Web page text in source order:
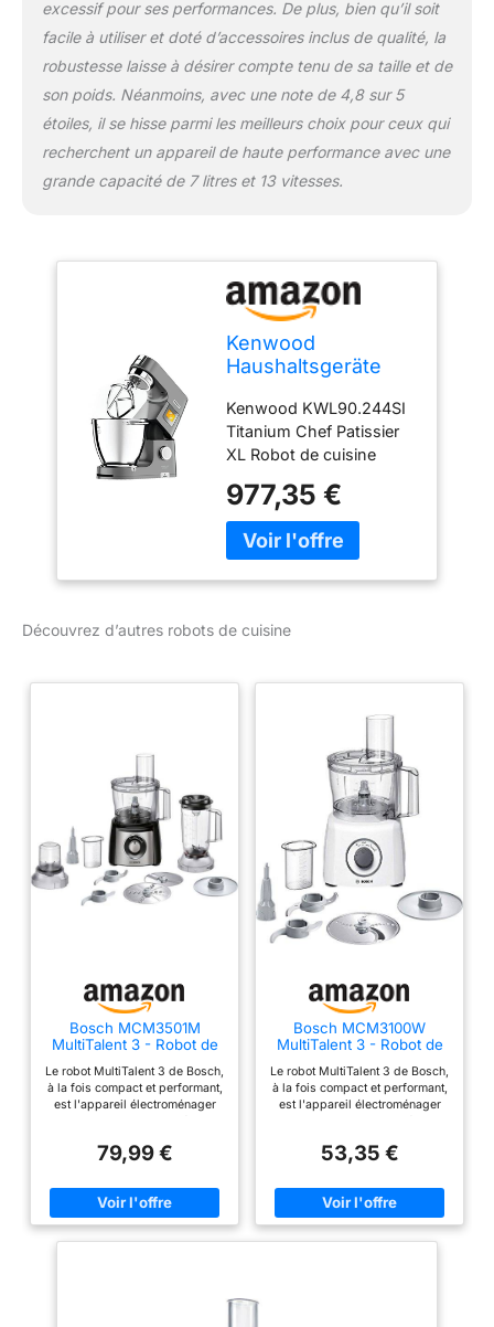
excessif pour ses performances. De plus, bien qu’il soit
facile à utiliser et doté d’accessoires inclus de qualité, la
robustesse laisse à désirer compte tenu de sa taille et de
son poids. Néanmoins, avec une note de 4,8 sur 5
étoiles, il se hisse parmi les meilleurs choix pour ceux qui
recherchent un appareil de haute performance avec une
grande capacité de 7 litres et 13 vitesses.
Kenwood
Haushaltsgeräte
Titanium Chef
Patissier XL Robot
de cuisine Argenté
Kenwood KWL90.244SI
Titanium Chef Patissier
XL Robot de cuisine
Confiance
977,35 €
Découvrez d’autres robots de cuisine
Bosch MCM3501M
MultiTalent 3 - Robot de
Blender
Le robot MultiTalent 3 de Bosch,
à la fois compact et performant,
est l'appareil électroménager
recettes, même les plus
polyvalent : le robot est doté de
plus de 50 fonctions dont
fouetter, mélanger, battre, mixer,
79,99 €
Bosch MCM3100W
MultiTalent 3 - Robot de
Le robot MultiTalent 3 de Bosch,
à la fois compact et performant,
est l'appareil électroménager
recettes, même les plus
extrêmement compact le rend
adapté même aux cuisines les
plus petites / Installation facile
53,35 €